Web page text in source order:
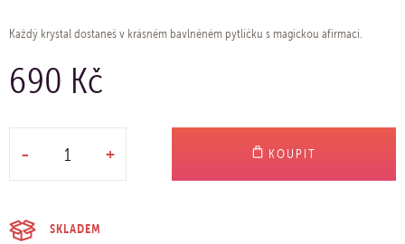
Každý krystal dostaneš v krásném bavlněném pytlíčku s magickou afirmací.
690 Kč
- + KOUPIT
SKLADEM